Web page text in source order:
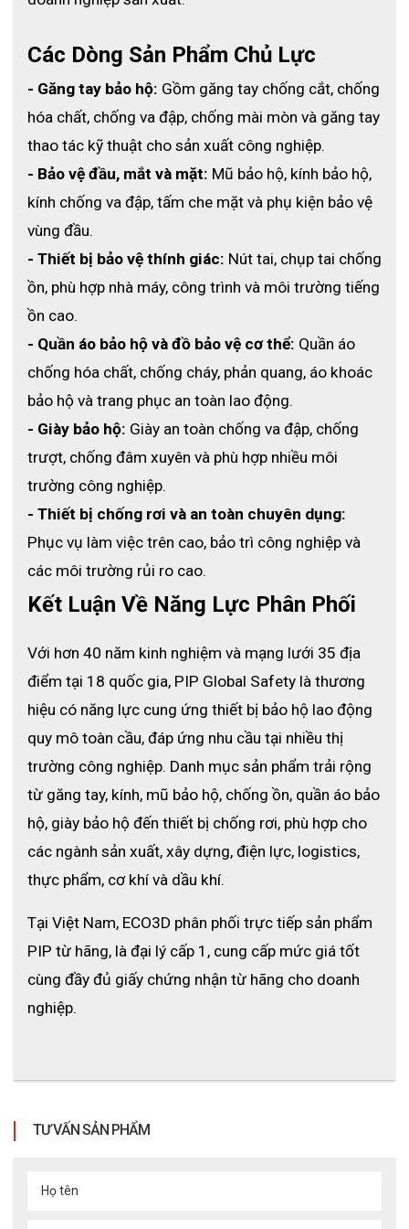
Găng tay thực phẩm đa dụngGrippaz 67-256 là sản phẩm đến
cấp thiết bị bảo hộ lao động cá nhân. Và sản phẩm găng tay
Grippaz cũng không phải là ngoại lệ, đặc trưng của sản phẩm
này bao gồm:
➣ Sản phẩm được cấp bằng sáng chế chất lượng sản phẩm.
dầu hoặc hóa chất trơn trượt.
➣ Găng tay Grippaz được làm bằng chất liệu hỗn hợp Nitrile
100% độc ​​quyền với độ dày 6 Mils kết hợp họa tiết vảy cá giúp
cho sản phẩm có khả năng chống rách và chống đâm thủng tốt
hơn so với găng tay dùng một lần thông thường.
➣ Mức độ an toàn ESD theo tiêu chuẩn ASTM D257.
➣ Chịu được nhiều hóa chất thường được sử dụng trong các
ứng dụng công nghiệp bao gồm dầu, mỡ và các chất dung môi
dùng để tẩy rửa.
➣ Đạt giấy chứng nhận tuân thủ theo các yêu cầu xử lý thực
phẩm của FDA theo thông tư 21 CFR 177.2600 và tiêu chuẩn
HACCP.
➣ Tương thích với màn hình cảm ứng để cho phép người dùng
cần tháo găng tay.
Các tính năng nổi bật sản phẩm mang lại
gì ?
ỨNG DỤNG THỰC TẾ CỦA SẢN PHẨM
Các Dòng Sản Phẩm Chủ Lực
- Găng tay bảo hộ: Gồm găng tay chống cắt, chống
hóa chất, chống va đập, chống mài mòn và găng tay
thao tác kỹ thuật cho sản xuất công nghiệp.
- Bảo vệ đầu, mắt và mặt: Mũ bảo hộ, kính bảo hộ,
kính chống va đập, tấm che mặt và phụ kiện bảo vệ
vùng đầu.
- Thiết bị bảo vệ thính giác: Nút tai, chụp tai chống
ồn, phù hợp nhà máy, công trình và môi trường tiếng
ồn cao.
- Quần áo bảo hộ và đồ bảo vệ cơ thể: Quần áo
chống hóa chất, chống cháy, phản quang, áo khoác
bảo hộ và trang phục an toàn lao động.
- Giày bảo hộ: Giày an toàn chống va đập, chống
trượt, chống đâm xuyên và phù hợp nhiều môi
trường công nghiệp.
- Thiết bị chống rơi và an toàn chuyên dụng:
Phục vụ làm việc trên cao, bảo trì công nghiệp và
các môi trường rủi ro cao.
Kết Luận Về Năng Lực Phân Phối
Với hơn 40 năm kinh nghiệm và mạng lưới 35 địa
điểm tại 18 quốc gia, PIP Global Safety là thương
hiệu có năng lực cung ứng thiết bị bảo hộ lao động
quy mô toàn cầu, đáp ứng nhu cầu tại nhiều thị
trường công nghiệp. Danh mục sản phẩm trải rộng
từ găng tay, kính, mũ bảo hộ, chống ồn, quần áo bảo
hộ, giày bảo hộ đến thiết bị chống rơi, phù hợp cho
các ngành sản xuất, xây dựng, điện lực, logistics,
thực phẩm, cơ khí và dầu khí.
Tại Việt Nam, ECO3D phân phối trực tiếp sản phẩm
PIP từ hãng, là đại lý cấp 1, cung cấp mức giá tốt
cùng đầy đủ giấy chứng nhận từ hãng cho doanh
nghiệp.
TƯ VẤN SẢN PHẨM
Họ tên